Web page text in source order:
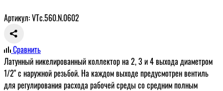
Артикул: VTc.560.N.0602
Сравнить
Латунный никелированный коллектор на 2, 3 и 4 выхода диаметром
1/2" с наружной резьбой. На каждом выходе предусмотрен вентиль
для регулирования расхода рабочей среды со средним полным